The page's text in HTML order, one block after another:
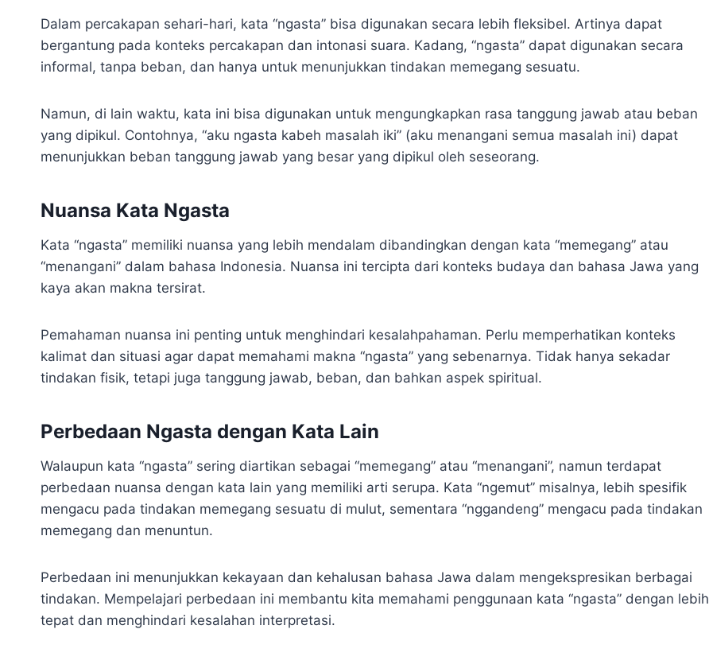
Dalam percakapan sehari-hari, kata “ngasta” bisa digunakan secara lebih fleksibel. Artinya dapat
bergantung pada konteks percakapan dan intonasi suara. Kadang, “ngasta” dapat digunakan secara
informal, tanpa beban, dan hanya untuk menunjukkan tindakan memegang sesuatu.
Namun, di lain waktu, kata ini bisa digunakan untuk mengungkapkan rasa tanggung jawab atau beban
yang dipikul. Contohnya, “aku ngasta kabeh masalah iki” (aku menangani semua masalah ini) dapat
menunjukkan beban tanggung jawab yang besar yang dipikul oleh seseorang.
Nuansa Kata Ngasta
Kata “ngasta” memiliki nuansa yang lebih mendalam dibandingkan dengan kata “memegang” atau
“menangani” dalam bahasa Indonesia. Nuansa ini tercipta dari konteks budaya dan bahasa Jawa yang
kaya akan makna tersirat.
Pemahaman nuansa ini penting untuk menghindari kesalahpahaman. Perlu memperhatikan konteks
kalimat dan situasi agar dapat memahami makna “ngasta” yang sebenarnya. Tidak hanya sekadar
tindakan fisik, tetapi juga tanggung jawab, beban, dan bahkan aspek spiritual.
Perbedaan Ngasta dengan Kata Lain
Walaupun kata “ngasta” sering diartikan sebagai “memegang” atau “menangani”, namun terdapat
perbedaan nuansa dengan kata lain yang memiliki arti serupa. Kata “ngemut” misalnya, lebih spesifik
mengacu pada tindakan memegang sesuatu di mulut, sementara “nggandeng” mengacu pada tindakan
memegang dan menuntun.
Perbedaan ini menunjukkan kekayaan dan kehalusan bahasa Jawa dalam mengekspresikan berbagai
tindakan. Mempelajari perbedaan ini membantu kita memahami penggunaan kata “ngasta” dengan lebih
tepat dan menghindari kesalahan interpretasi.